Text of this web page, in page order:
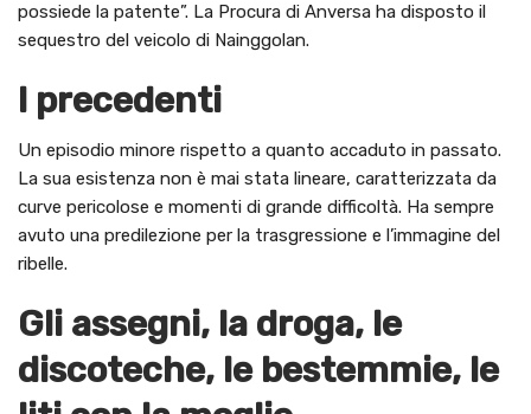
possiede la patente”. La Procura di Anversa ha disposto il
sequestro del veicolo di Nainggolan.
I precedenti
Un episodio minore rispetto a quanto accaduto in passato.
La sua esistenza non è mai stata lineare, caratterizzata da
curve pericolose e momenti di grande difficoltà. Ha sempre
avuto una predilezione per la trasgressione e l’immagine del
ribelle.
Gli assegni, la droga, le
discoteche, le bestemmie, le